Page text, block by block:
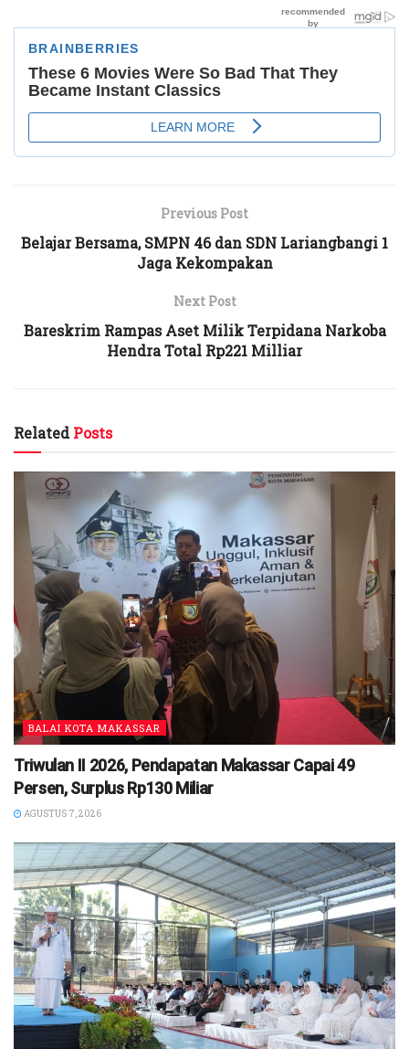
Previous Post
Belajar Bersama, SMPN 46 dan SDN Lariangbangi 1
Jaga Kekompakan
Next Post
Bareskrim Rampas Aset Milik Terpidana Narkoba
Hendra Total Rp221 Milliar
RelatedPosts
BALAI KOTA MAKASSAR
Triwulan II 2026, Pendapatan Makassar Capai 49
Persen, Surplus Rp130 Miliar
AGUSTUS 7, 2026